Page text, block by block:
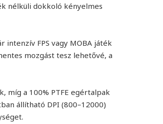
nélküli dokkoló kényelmes
FPS vagy MOBA játék
mozgást tesz lehetővé, a
míg a 100% PTFE egértalpak
állítható DPI (800–12000)